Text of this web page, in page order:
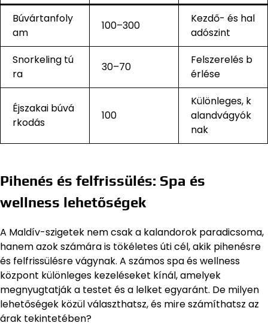
Búvártanfoly
am
100–300
Kezdő- és hal
adószint
Snorkeling tú
ra
30–70
Felszerelés b
érlése
Éjszakai búvá
rkodás
100
Különleges, k
alandvágyók
nak
Pihenés és felfrissülés: Spa és
wellness lehetőségek
A Maldív-szigetek nem csak a kalandorok paradicsoma,
hanem azok számára is tökéletes úti cél, akik pihenésre
és felfrissülésre vágynak. A számos spa és wellness
központ különleges kezeléseket kínál, amelyek
megnyugtatják a testet és a lelket egyaránt. De milyen
lehetőségek közül választhatsz, és mire számíthatsz az
árak tekintetében?